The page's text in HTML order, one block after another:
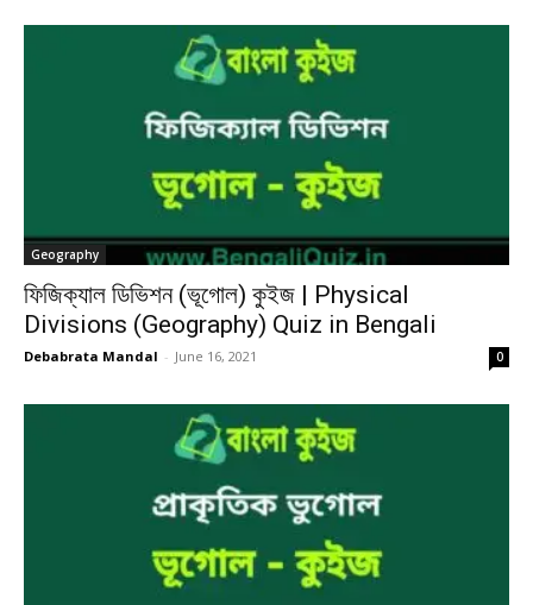
Geography
ফিজিক্যাল ডিভিশন (ভূগোল) কুইজ | Physical
Divisions (Geography) Quiz in Bengali
Debabrata Mandal - June 16, 2021 0